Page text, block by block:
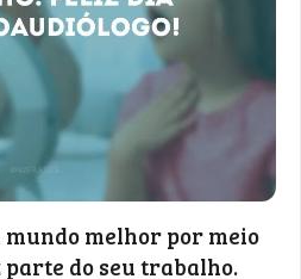
mundo melhor por meio
do seu trabalho.